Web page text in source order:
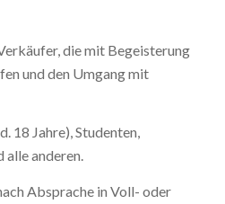
die mit Begeisterung
und den Umgang mit
18 Jahre), Studenten,
alle anderen.
Absprache in Voll- oder